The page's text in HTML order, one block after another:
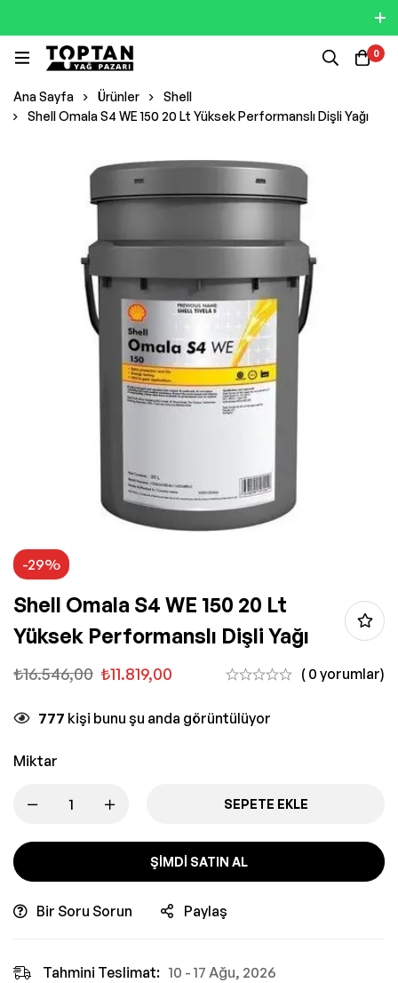
0
Ana Sayfa Ürünler
Shell
Shell Omala S4 WE 150 20 Lt Yüksek Performanslı Dişli Yağı
-29%
Shell Omala S4 WE 150 20 Lt
Yüksek Performanslı Dişli Yağı
₺16.546,00 ₺11.819,00 ( 0 yorumlar)
777 kişi bunu şu anda görüntülüyor
Miktar
SEPETE EKLE
ŞIMDI SATIN AL
Bir Soru Sorun Paylaş
Tahmini Teslimat: 10 - 17 Ağu, 2026